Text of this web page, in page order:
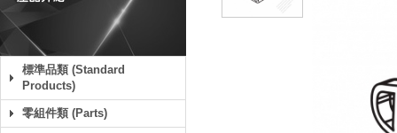
標準品類 (Standard
Products)
零組件類 (Parts)